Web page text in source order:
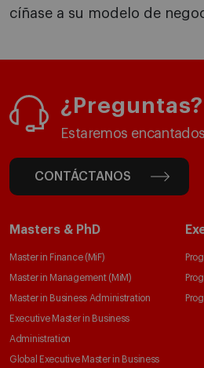
cíñase a su modelo de
¿Preguntas?
Estaremos
CONTÁCTANOS
Masters & PhD
Master in Finance (MiF)
Master in Management (MiM)
Master in Business Administration
Executive Master in Business
Administration
Global Executive Master in Business